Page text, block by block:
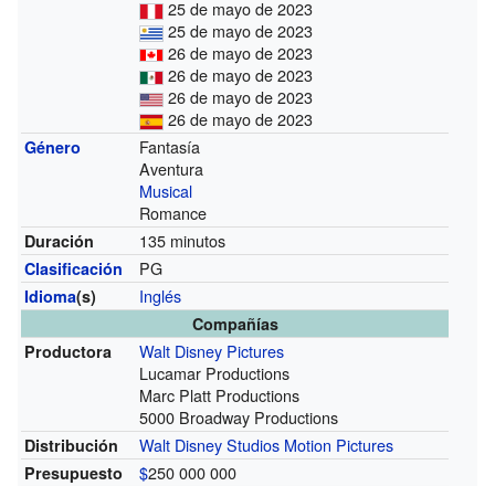
25 de mayo de 2023
25 de mayo de 2023
26 de mayo de 2023
26 de mayo de 2023
26 de mayo de 2023
26 de mayo de 2023
Género
Fantasía
Aventura
Musical
Romance
Duración 135 minutos
Clasificación PG
Idioma(s) Inglés
Compañías
Productora
Walt Disney Pictures
Lucamar Productions
Marc Platt Productions
5000 Broadway Productions
Distribución Walt Disney Studios Motion Pictures
Presupuesto $250 000 000